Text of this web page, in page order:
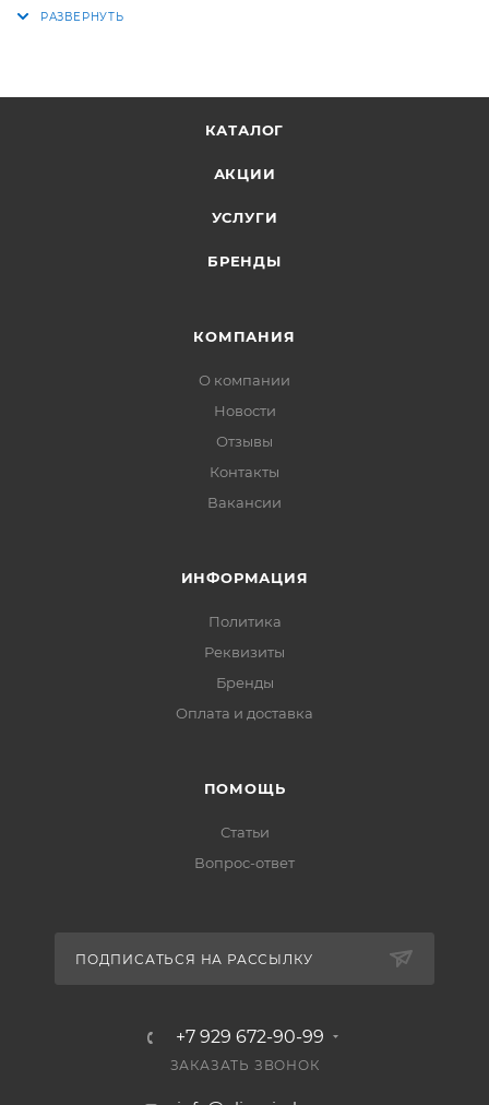
КАТАЛОГ
АКЦИИ
УСЛУГИ
БРЕНДЫ
КОМПАНИЯ
О компании
Новости
Отзывы
Контакты
Вакансии
ИНФОРМАЦИЯ
Политика
Реквизиты
Бренды
Оплата и доставка
ПОМОЩЬ
Статьи
Вопрос-ответ
ПОДПИСАТЬСЯ НА РАССЫЛКУ
+7 929 672-90-99
ЗАКАЗАТЬ ЗВОНОК